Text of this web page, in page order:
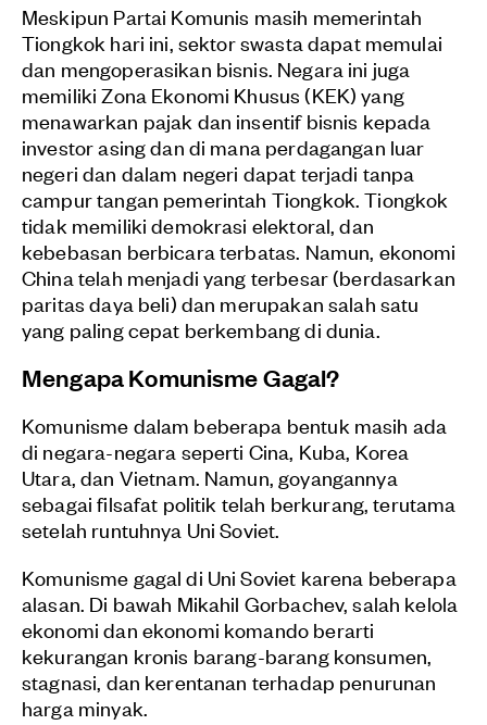
Meskipun Partai Komunis masih memerintah
Tiongkok hari ini, sektor swasta dapat memulai
dan mengoperasikan bisnis. Negara ini juga
memiliki Zona Ekonomi Khusus (KEK) yang
menawarkan pajak dan insentif bisnis kepada
investor asing dan di mana perdagangan luar
negeri dan dalam negeri dapat terjadi tanpa
campur tangan pemerintah Tiongkok. Tiongkok
tidak memiliki demokrasi elektoral, dan
kebebasan berbicara terbatas. Namun, ekonomi
China telah menjadi yang terbesar (berdasarkan
paritas daya beli) dan merupakan salah satu
yang paling cepat berkembang di dunia.
Mengapa Komunisme Gagal?
Komunisme dalam beberapa bentuk masih ada
di negara-negara seperti Cina, Kuba, Korea
Utara, dan Vietnam. Namun, goyangannya
sebagai filsafat politik telah berkurang, terutama
setelah runtuhnya Uni Soviet.
Komunisme gagal di Uni Soviet karena beberapa
alasan. Di bawah Mikahil Gorbachev, salah kelola
ekonomi dan ekonomi komando berarti
kekurangan kronis barang-barang konsumen,
stagnasi, dan kerentanan terhadap penurunan
harga minyak.